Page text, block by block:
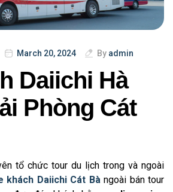
March 20, 2024 By admin
Daiichi Hà
Phòng Cát
tổ chức tour du lịch trong và ngoài
khách Daiichi Cát Bàngoài bán tour